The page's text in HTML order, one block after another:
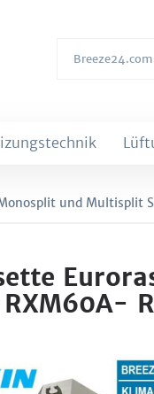
und Multisplit
RXM60A-